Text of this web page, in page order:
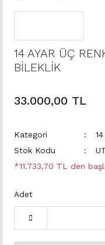
14 AYAR ÜÇ
BİLEKLİK
33.000,00 TL
Kategori
Stok Kodu
*11.733,70 TL den
Adet